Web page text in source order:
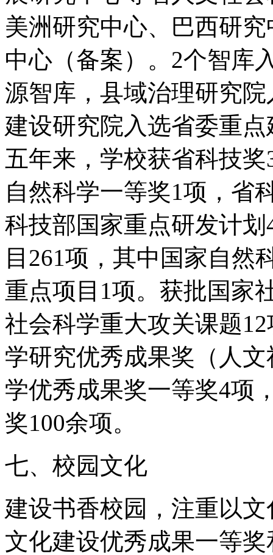
美洲研究中心、巴西研
中心（备案）。2个智库
源智库，县域治理研究
建设研究院入选省委重
五年来，学校获省科技
自然科学一等奖1项，省
科技部国家重点研发计
目261项，其中国家自然
重点项目1项。获批国家
社会科学重大攻关课题
学研究优秀成果奖（人
学优秀成果奖一等奖4项
奖100余项。
七、校园文化
建设书香校园，注重以
文化建设优秀成果一等